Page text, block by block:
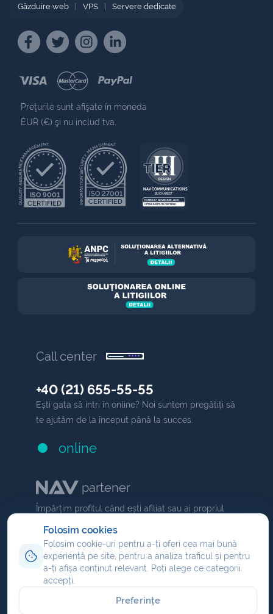
Folosim cookies
Folosim cookie-uri pentru a-ți oferi cea mai bună
experiență pe site, pentru a analiza traficul și pentru
a-ți afișa conținut relevant. Poți alege ce categorii
accepți.
Preferințe
Găzduire web VPS Servere dedicate
Preţurile sunt afişate în moneda
EUR (€) şi nu includ tva.
ISO 9001
QUALITY ASSURANCE MANAGEMENT
CERTIFIED
ISO 27001
INFORMATION SECURITY MANAGEMENT
CERTIFIED
NAV COMMUNICATIONS
BUCHAREST
EXPIRES 7 NOVEMBER 2025
UPTIME INSTITUTE CERTIFIED
Call center
+40 (21) 655-55-55
Ești gata să intri în online? Noi suntem pregătiți să
te ajutăm de la început până la succes.
online
partener
Împărțim profitul când ești afiliat sau ai propriul
comision dacă ești partener
Program de afiliere
Reseller hosting
Partener domenii